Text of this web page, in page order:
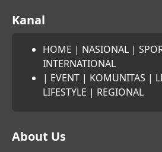
Kanal
HOME | NASIONAL |
INTERNATIONAL
| EVENT | KOMUNITAS |
LIFESTYLE | REGIONAL
About Us